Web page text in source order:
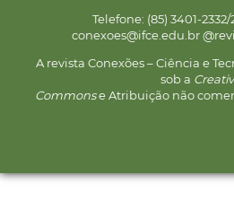
Telefone: (85) 3401-
conexoes@ifce.edu.br
A revista Conexões – Ciência e
sob a
Commonse Atribuição não